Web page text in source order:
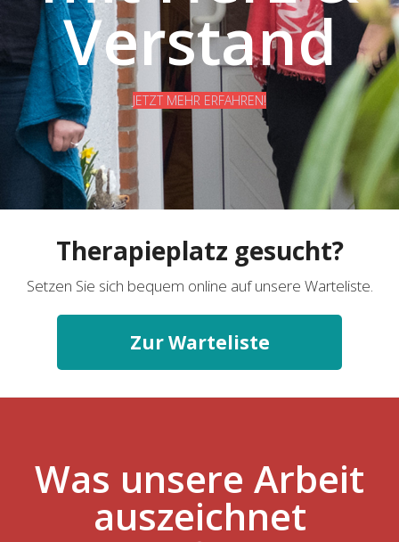
Verstand
JETZT MEHR ERFAHREN!
Therapieplatz gesucht?
Setzen Sie sich bequem online auf unsere Warteliste.
Zur Warteliste
Was unsere Arbeit
auszeichnet